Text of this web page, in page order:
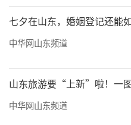
七夕在山东，婚姻登记还能如
中华网山东频道
山东旅游要“上新”啦！一
中华网山东频道